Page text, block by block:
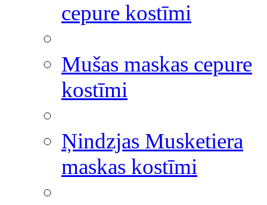
cepure kostīmi
Mušas maskas cepure
kostīmi
Ņindzjas Musketiera
maskas kostīmi